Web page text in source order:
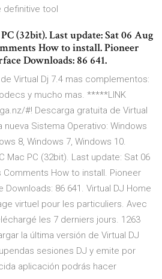
tool
(32bit). Last update: Sat 06 Aug
How to install. Pioneer
Downloads: 86 641.
Virtual Dj 7.4 mas complementos:
y mucho mas. *****LINK
#! Descarga gratuita de Virtual
nueva Sistema Operativo: Windows
8, Windows 7, Windows 10.
Mac PC (32bit). Last update: Sat 06
Comments How to install. Pioneer
Downloads: 86 641. Virtual DJ Home
virtuel pour les particuliers. Avec
les 7 derniers jours. 1263
la última versión de Virtual DJ
sesiones DJ y emite por
aplicación podrás hacer